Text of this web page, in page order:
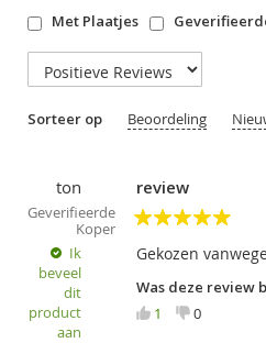
Met Plaatjes
Sorteer op Beoordeling
ton
Geverifieerde
Koper
Ik
beveel
dit
product
aan
review
Gekozen
Was deze review
1
0